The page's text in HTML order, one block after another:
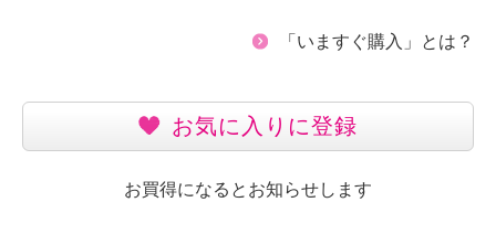
「いますぐ購入」とは？
お気に入りに登録
お買得になるとお知らせします